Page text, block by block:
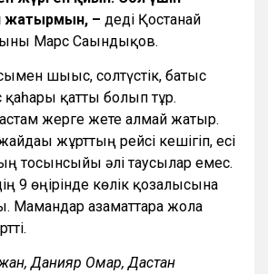
жатырмын, – деді Қостанай
Марс Сағындықов.
шығыс, солтүстік, батыс
қаһары қатты болып тұр.
жерге жете алмай жатыр.
жұрттың рейсі кешігіп, есі
тосынсыйы әлі таусылар емес.
9 өңірінде көлік қозғалысына
азаматтарға жолға
Данияр Омар, Дастан